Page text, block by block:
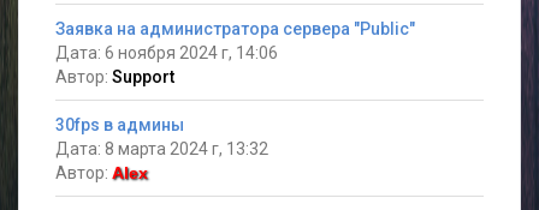
Заявка на администратора сервера "Public"
Дата: 6 ноября 2024 г, 14:06
Автор: Support
30fps в админы
Дата: 8 марта 2024 г, 13:32
Автор: Alex